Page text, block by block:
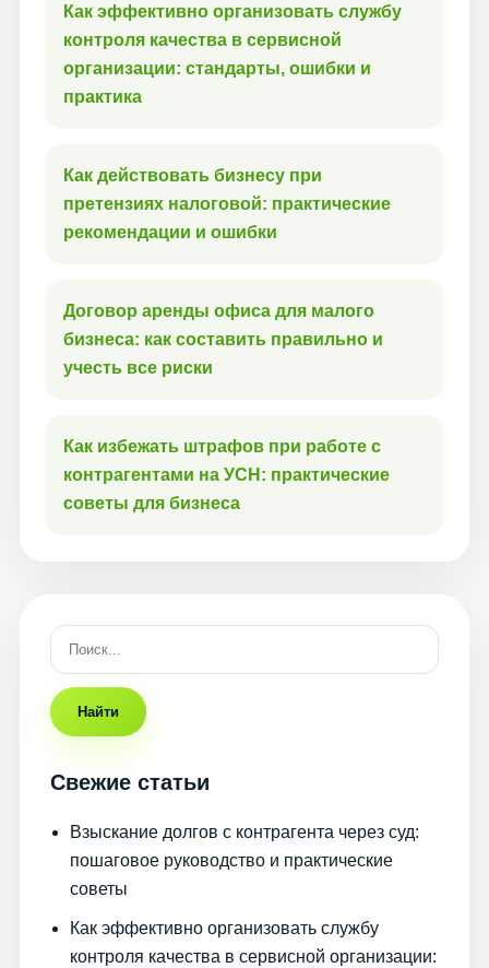
Как эффективно организовать службу
контроля качества в сервисной
организации: стандарты, ошибки и
практика
Как действовать бизнесу при
претензиях налоговой: практические
рекомендации и ошибки
Договор аренды офиса для малого
бизнеса: как составить правильно и
учесть все риски
Как избежать штрафов при работе с
контрагентами на УСН: практические
советы для бизнеса
Найти
Свежие статьи
Взыскание долгов с контрагента через суд:
пошаговое руководство и практические
советы
Как эффективно организовать службу
контроля качества в сервисной организации: